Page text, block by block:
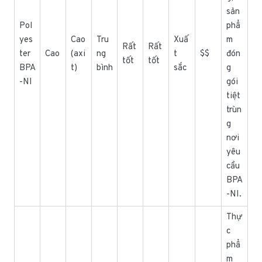
Pol
yes
ter
BPA
-NI
Cao
Cao
(axi
t)
Tru
ng
bình
Rất
tốt
Rất
tốt
Xuấ
t
sắc
$$
sản
phẩ
m
đón
g
gói
tiệt
trùn
g
nơi
yêu
cầu
BPA
-NI.
Thự
c
phẩ
m